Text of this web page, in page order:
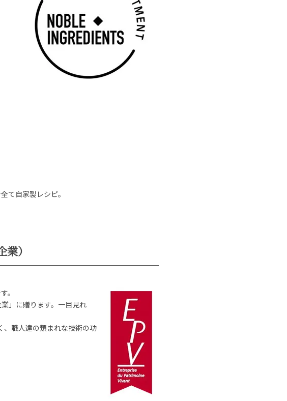
て自家製レシピ。
）
。
」に贈ります。一目見れ
、職人達の類まれな技術の功